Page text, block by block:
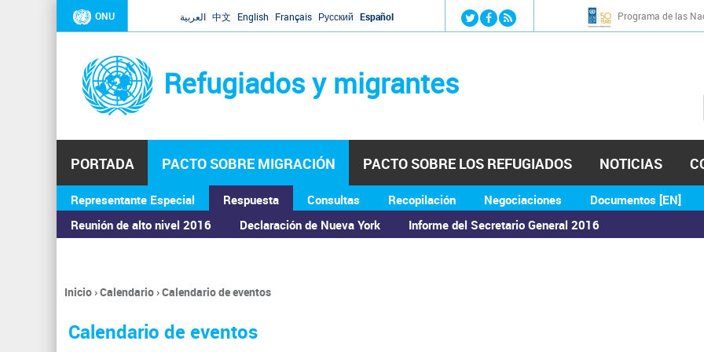
Jump to navigation
ONU العربية 中文 English Français Русский Español Programa de las
Refugiados y migrantes
PORTADA PACTO SOBRE MIGRACIÓN
Representante Especial
Respuesta
Reunión de alto nivel 2016
Declaración de Nueva York Informe del Secretario General 2016
Consultas Recopilación Negociaciones Documentos [EN]
PACTO SOBRE LOS REFUGIADOS NOTICIAS
ASAMBLEA GENERAL
Se
encuentra
usted
Inicio›Calendario›Calendario de eventos
Calendario de eventos